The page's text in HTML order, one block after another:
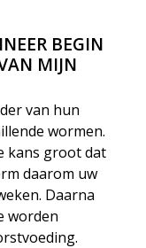
BEGIN
MIJN
van hun
wormen.
kans groot dat
daarom uw
Daarna
worden